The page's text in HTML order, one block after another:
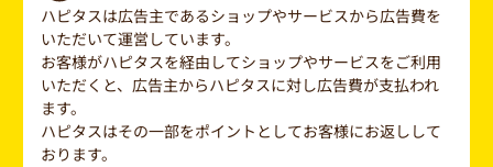
ハピタスは広告主であるショップやサービスから広告費を
いただいて運営しています。
お客様がハピタスを経由してショップやサービスをご利用
いただくと、広告主からハピタスに対し広告費が支払われ
ます。
ハピタスはその一部をポイントとしてお客様にお返しして
おります。